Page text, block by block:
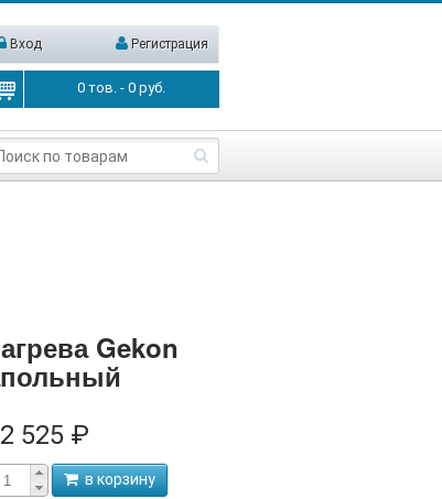
Вход Регистрация
0 тов. -0 руб.
Gekon
525 ₽
в корзину